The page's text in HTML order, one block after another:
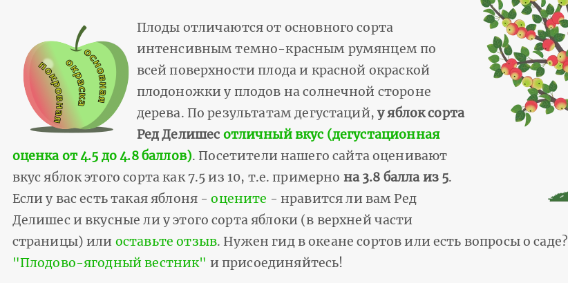
Плоды отличаются от основного сорта
интенсивным темно-красным румянцем по
всей поверхности плода и красной окраской
плодоножки у плодов на солнечной стороне
дерева. По результатам дегустаций,у яблок сорта
Ред Делишес отличный вкус (дегустационная
оценка от 4.5 до 4.8 баллов). Посетители нашего сайта оценивают
вкус яблок этого сорта как 7.5 из 10, т.е. примерно на 3.8 балла из 5.
Если у вас есть такая яблоня -оцените - нравится ли вам Ред
Делишес и вкусные ли у этого сорта яблоки (в верхней части
страницы) или оставьте отзыв. Нужен гид в океане сортов или есть вопросы о саде?
"Плодово-ягодный вестник" и присоединяйтесь!